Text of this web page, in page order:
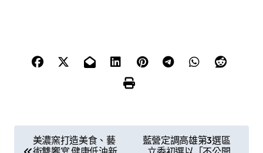
美濃窯打造美食、藝
藍營定調高雄第3選區